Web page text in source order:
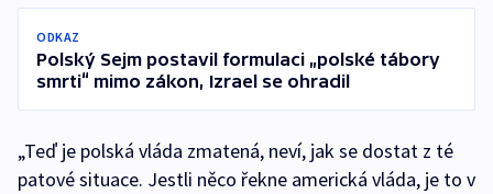
ODKAZ
Polský Sejm postavil formulaci „polské tábory
smrti“ mimo zákon, Izrael se ohradil
„Teď je polská vláda zmatená, neví, jak se dostat z té
patové situace. Jestli něco řekne americká vláda, je to v